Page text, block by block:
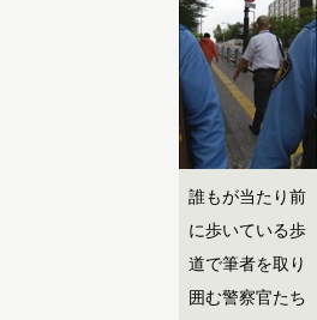
誰もが当たり前
に歩いている歩
道で筆者を取り
囲む警察官たち